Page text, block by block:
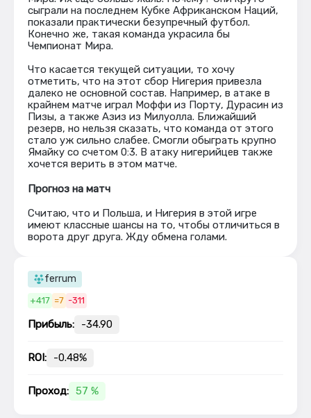
сыграли на последнем Кубке Африканском Наций,
показали практически безупречный футбол.
Конечно же, такая команда украсила бы
Чемпионат Мира.
Что касается текущей ситуации, то хочу
отметить, что на этот сбор Нигерия привезла
далеко не основной состав. Например, в атаке в
крайнем матче играл Моффи из Порту, Дурасин из
Пизы, а также Азиз из Милуолла. Ближайший
резерв, но нельзя сказать, что команда от этого
стало уж сильно слабее. Смогли обыграть крупно
Ямайку со счетом 0:3. В атаку нигерийцев также
хочется верить в этом матче.
Прогноз на матч
Считаю, что и Польша, и Нигерия в этой игре
имеют классные шансы на то, чтобы отличиться в
ворота друг друга. Жду обмена голами.
ferrum
+417 =7 -311
Прибыль: -34.90
ROI: -0.48%
Проход: 57 %